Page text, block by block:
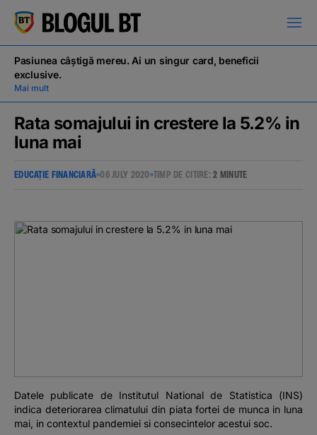
кириллица
Pentru antreprenori
Pasiunea câștigă mereu. Ai un singur card, beneficii
exclusive.
Mai mult
Rata somajului in crestere la 5.2% in
luna mai
EDUCAȚIE FINANCIARĂ 06 JULY 2020 TIMP DE CITIRE:2 MINUTE
Datele publicate de Institutul National de Statistica (INS)
indica deteriorarea climatului din piata fortei de munca in luna
mai, in contextul pandemiei si consecintelor acestui soc.